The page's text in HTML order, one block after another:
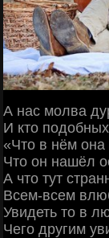
А нас молва
И кто
«Что в нём она
Что он нашёл
А что тут
Всем-всем
Увидеть то в
Чего другим